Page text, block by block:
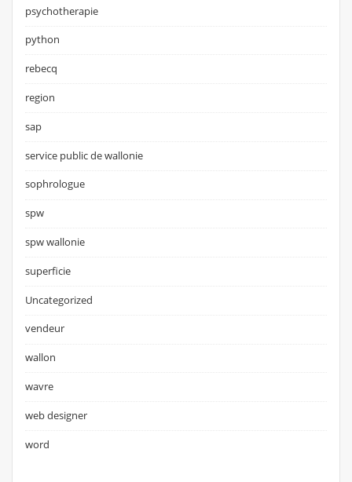
psychotherapie
python
rebecq
region
sap
service public de wallonie
sophrologue
spw
spw wallonie
superficie
Uncategorized
vendeur
wallon
wavre
web designer
word